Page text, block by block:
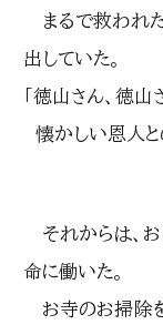
まるで救われた
出していた。
「徳山さん、徳山
懐かしい恩人と
それからは、お
命に働いた。
お寺のお掃除